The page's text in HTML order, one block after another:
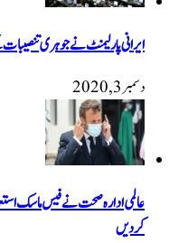
ایرانی پارلیمنٹ نے جوہری
دسمبر 3, 2020
عالمی ادارہ صحت نے فیس ماسک
کردیں